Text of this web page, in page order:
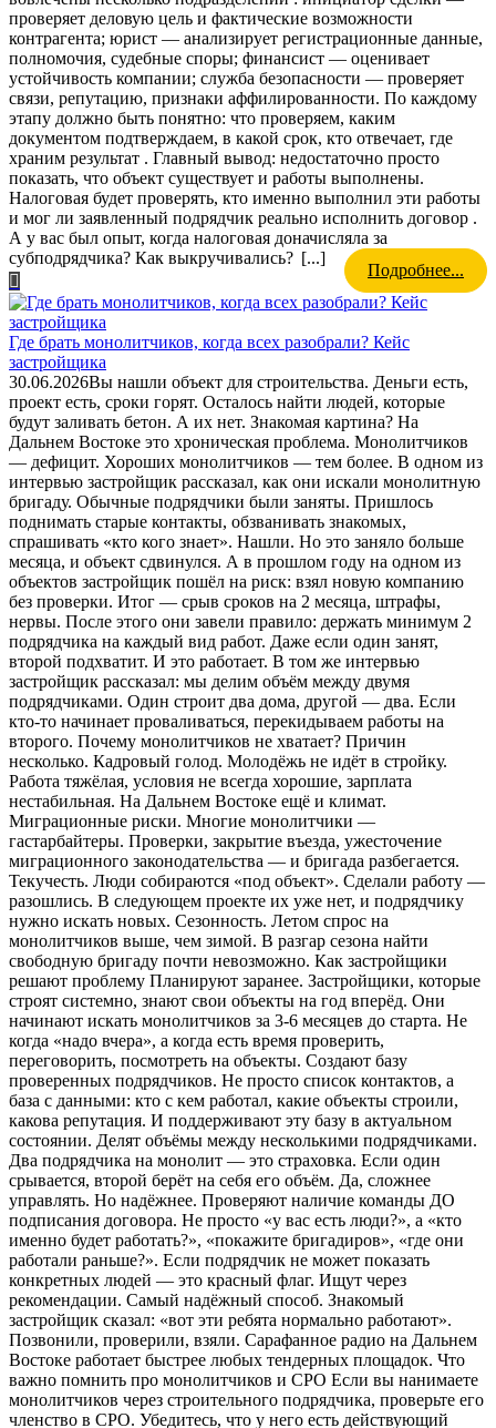
проверяет деловую цель и фактические возможности
контрагента; юрист — анализирует регистрационные данные,
полномочия, судебные споры; финансист — оценивает
устойчивость компании; служба безопасности — проверяет
связи, репутацию, признаки аффилированности. По каждому
этапу должно быть понятно: что проверяем, каким
документом подтверждаем, в какой срок, кто отвечает, где
храним результат . Главный вывод: недостаточно просто
показать, что объект существует и работы выполнены.
Налоговая будет проверять, кто именно выполнил эти работы
и мог ли заявленный подрядчик реально исполнить договор .
А у вас был опыт, когда налоговая доначисляла за
субподрядчика? Как выкручивались? [...]
Подробнее...
Где брать монолитчиков, когда всех разобрали? Кейс
застройщика
30.06.2026Вы нашли объект для строительства. Деньги есть,
проект есть, сроки горят. Осталось найти людей, которые
будут заливать бетон. А их нет. Знакомая картина? На
Дальнем Востоке это хроническая проблема. Монолитчиков
— дефицит. Хороших монолитчиков — тем более. В одном из
интервью застройщик рассказал, как они искали монолитную
бригаду. Обычные подрядчики были заняты. Пришлось
поднимать старые контакты, обзванивать знакомых,
спрашивать «кто кого знает». Нашли. Но это заняло больше
месяца, и объект сдвинулся. А в прошлом году на одном из
объектов застройщик пошёл на риск: взял новую компанию
без проверки. Итог — срыв сроков на 2 месяца, штрафы,
нервы. После этого они завели правило: держать минимум 2
подрядчика на каждый вид работ. Даже если один занят,
второй подхватит. И это работает. В том же интервью
застройщик рассказал: мы делим объём между двумя
подрядчиками. Один строит два дома, другой — два. Если
кто-то начинает проваливаться, перекидываем работы на
второго. Почему монолитчиков не хватает? Причин
несколько. Кадровый голод. Молодёжь не идёт в стройку.
Работа тяжёлая, условия не всегда хорошие, зарплата
нестабильная. На Дальнем Востоке ещё и климат.
Миграционные риски. Многие монолитчики —
гастарбайтеры. Проверки, закрытие въезда, ужесточение
миграционного законодательства — и бригада разбегается.
Текучесть. Люди собираются «под объект». Сделали работу —
разошлись. В следующем проекте их уже нет, и подрядчику
нужно искать новых. Сезонность. Летом спрос на
монолитчиков выше, чем зимой. В разгар сезона найти
свободную бригаду почти невозможно. Как застройщики
решают проблему Планируют заранее. Застройщики, которые
строят системно, знают свои объекты на год вперёд. Они
начинают искать монолитчиков за 3-6 месяцев до старта. Не
когда «надо вчера», а когда есть время проверить,
переговорить, посмотреть на объекты. Создают базу
проверенных подрядчиков. Не просто список контактов, а
база с данными: кто с кем работал, какие объекты строили,
какова репутация. И поддерживают эту базу в актуальном
состоянии. Делят объёмы между несколькими подрядчиками.
Два подрядчика на монолит — это страховка. Если один
срывается, второй берёт на себя его объём. Да, сложнее
управлять. Но надёжнее. Проверяют наличие команды ДО
подписания договора. Не просто «у вас есть люди?», а «кто
именно будет работать?», «покажите бригадиров», «где они
работали раньше?». Если подрядчик не может показать
конкретных людей — это красный флаг. Ищут через
рекомендации. Самый надёжный способ. Знакомый
застройщик сказал: «вот эти ребята нормально работают».
Позвонили, проверили, взяли. Сарафанное радио на Дальнем
Востоке работает быстрее любых тендерных площадок. Что
важно помнить про монолитчиков и СРО Если вы нанимаете
монолитчиков через строительного подрядчика, проверьте его
членство в СРО. Убедитесь, что у него есть действующий